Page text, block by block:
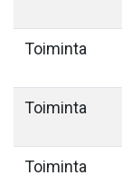
Toiminta
Toiminta
Toiminta